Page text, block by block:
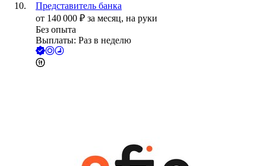
Представитель банка
от 140 000 ₽ за месяц, на руки
Без опыта
Выплаты: Раз в неделю